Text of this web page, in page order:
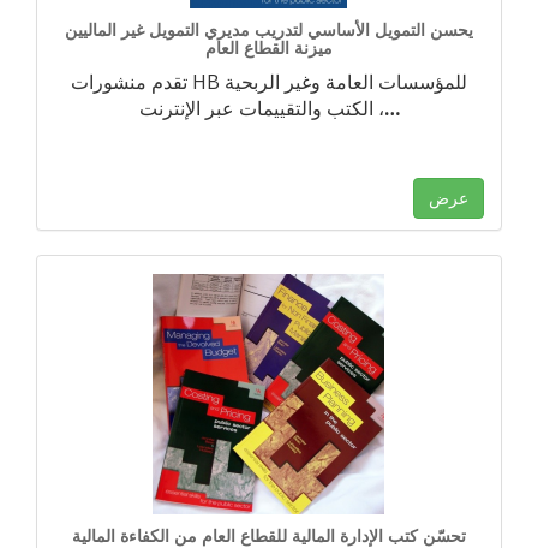
يحسن التمويل الأساسي لتدريب مديري التمويل غير الماليين
ميزنة القطاع العام
تقدم منشورات HB للمؤسسات العامة وغير الربحية
الكتب والتقييمات عبر الإنترنت ،…
عرض
تحسّن كتب الإدارة المالية للقطاع العام من الكفاءة المالية